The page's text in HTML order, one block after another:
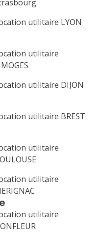
utilitaire LYON
utilitaire
utilitaire DIJON
utilitaire BREST
utilitaire
utilitaire
utilitaire